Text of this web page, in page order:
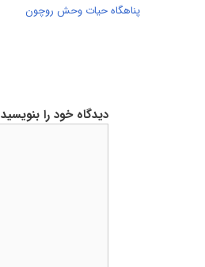
پناهگاه حيات وحش روچون
دیدگاه خود را بنویسید